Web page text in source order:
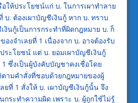
อให้ประโยชน์แก่ บ. ในการเผาทำลาย
บ. ต้องเผาบัญชีเงินกู้ หาก บ. ทราบ
งินกู้เป็นการกระทำที่ผิดกฎหมาย บ. ก็
องจำเลยที่ 1 เนื่องจาก บ. อาจต้องรับ
ระโยชน์ แต่ บ. ยอมเผาบัญชีเงินกู้
1 ซึ่งเป็นผู้บังคับบัญชาคงเชื่อโดย
ามคำสั่งที่ชอบด้วยกฎหมายของผู้
ที่ 1 สั่งให้ บ. เผาบัญชีเงินกู้นั้น จึง
กระทำความผิด เพราะ บ. ผู้ถูกใช้ไม่รู้